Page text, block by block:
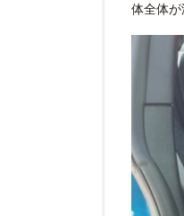
体全体が